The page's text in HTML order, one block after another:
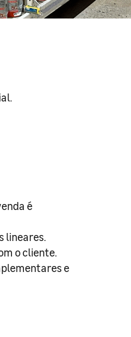
é
lineares.
o cliente.
e